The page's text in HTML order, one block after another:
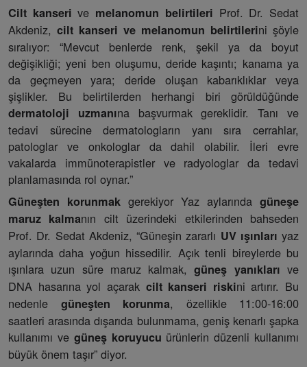
Cilt kanseri ve melanomun belirtileri Prof. Dr. Sedat
Akdeniz, cilt kanseri ve melanomun belirtilerini şöyle
sıralıyor: “Mevcut benlerde renk, şekil ya da boyut
değişikliği; yeni ben oluşumu, deride kaşıntı; kanama ya
da geçmeyen yara; deride oluşan kabarıklıklar veya
şişlikler. Bu belirtilerden herhangi biri görüldüğünde
dermatoloji uzmanına başvurmak gereklidir. Tanı ve
tedavi sürecine dermatologların yanı sıra cerrahlar,
patologlar ve onkologlar da dahil olabilir. İleri evre
vakalarda immünoterapistler ve radyologlar da tedavi
planlamasında rol oynar.”
Güneşten korunmak gerekiyor Yaz aylarında güneşe
maruz kalmanın cilt üzerindeki etkilerinden bahseden
Prof. Dr. Sedat Akdeniz, “Güneşin zararlı UV ışınları yaz
aylarında daha yoğun hissedilir. Açık tenli bireylerde bu
ışınlara uzun süre maruz kalmak,güneş yanıkları ve
DNA hasarına yol açarak cilt kanseri riskini artırır. Bu
nedenle güneşten korunma, özellikle 11:00-16:00
saatleri arasında dışarıda bulunmama, geniş kenarlı şapka
kullanımı ve güneş koruyucu ürünlerin düzenli kullanımı
büyük önem taşır” diyor.